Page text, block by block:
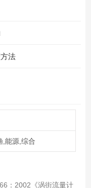
法
,能源,综合
：2002《涡街流量计